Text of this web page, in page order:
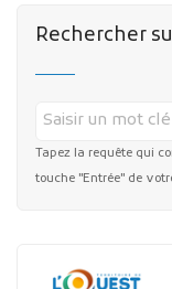
Rechercher
Tapez la requête qui
touche "Entrée" de